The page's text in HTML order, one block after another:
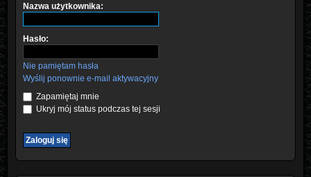
Nazwa użytkownika:
Hasło:
Nie pamiętam hasła
Wyślij ponownie e-mail aktywacyjny
Zapamiętaj mnie
Ukryj mój status podczas tej sesji